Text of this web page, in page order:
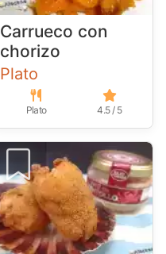
Carrueco con
chorizo
Plato
Plato 4.5 / 5